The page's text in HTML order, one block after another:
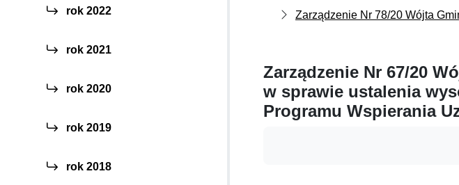
rok 2022
rok 2021
rok 2020
rok 2019
rok 2018
Zarządzenie Nr 78/20 Wójta
Zarządzenie Nr 67/20
w sprawie ustalenia
Programu Wspierania